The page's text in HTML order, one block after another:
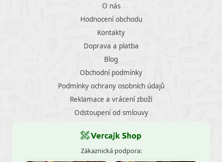
O nás
Hodnocení obchodu
Kontakty
Doprava a platba
Blog
Obchodní podmínky
Podmínky ochrany osobních údajů
Reklamace a vrácení zboží
Odstoupení od smlouvy
Zákaznická podpora: